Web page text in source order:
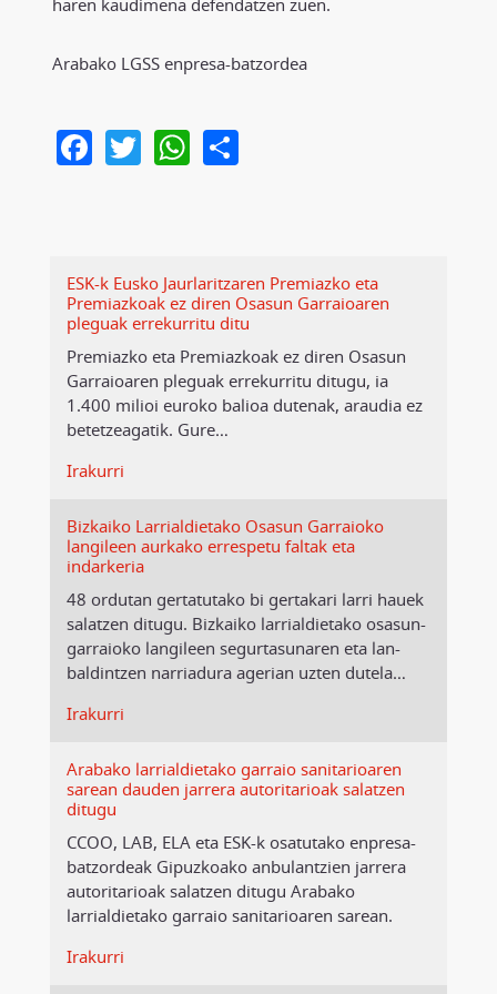
haren kaudimena defendatzen zuen.
Arabako LGSS enpresa-batzordea
Facebook
TwitterWhatsApp
Share
ESK-k Eusko Jaurlaritzaren Premiazko eta
Premiazkoak ez diren Osasun Garraioaren
pleguak errekurritu ditu
Premiazko eta Premiazkoak ez diren Osasun
Garraioaren pleguak errekurritu ditugu, ia
1.400 milioi euroko balioa dutenak, araudia ez
betetzeagatik. Gure…
Irakurri
Bizkaiko Larrialdietako Osasun Garraioko
langileen aurkako errespetu faltak eta
indarkeria
48 ordutan gertatutako bi gertakari larri hauek
salatzen ditugu. Bizkaiko larrialdietako osasun-
garraioko langileen segurtasunaren eta lan-
baldintzen narriadura agerian uzten dutela…
Irakurri
Arabako larrialdietako garraio sanitarioaren
sarean dauden jarrera autoritarioak salatzen
ditugu
CCOO, LAB, ELA eta ESK-k osatutako enpresa-
batzordeak Gipuzkoako anbulantzien jarrera
autoritarioak salatzen ditugu Arabako
larrialdietako garraio sanitarioaren sarean.
Irakurri